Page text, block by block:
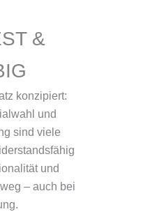
&
konzipiert:
und
sind viele
und
– auch bei